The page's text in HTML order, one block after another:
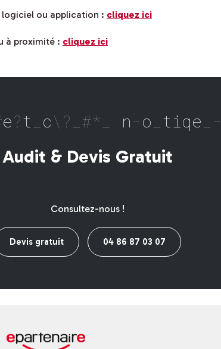
logiciel ou application : cliquez ici
à proximité : cliquez ici
^ niques &
Audit & Devis Gratuit
Consultez-nous !
Devis gratuit 04 86 87 03 07